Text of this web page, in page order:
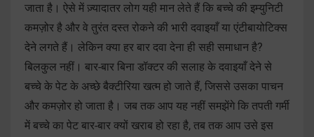
जाता है। ऐसे में ज़्यादातर लोग यही मान लेते हैं कि बच्चे की इम्युनिटी
कमज़ोर है और वे तुरंत दस्त रोकने की भारी दवाइयाँ या एंटीबायोटिक्स
देने लगते हैं। लेकिन क्या हर बार दवा देना ही सही समाधान है?
बिलकुल नहीं। बार-बार बिना डॉक्टर की सलाह के दवाइयाँ देने से
बच्चे के पेट के अच्छे बैक्टीरिया खत्म हो जाते हैं, जिससे उसका पाचन
और कमज़ोर हो जाता है। जब तक आप यह नहीं समझेंगे कि तपती गर्मी
में बच्चे का पेट बार-बार क्यों खराब हो रहा है, तब तक आप उसे इस